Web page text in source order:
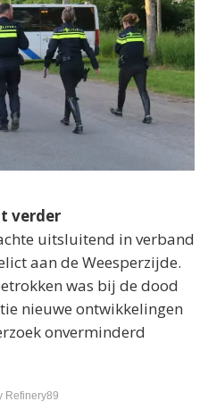
verder
uitsluitend in verband
aan de Weesperzijde.
was bij de dood
nieuwe ontwikkelingen
onverminderd
Refinery89